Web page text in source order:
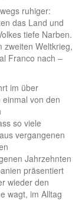
ruhiger:
das Land und
tiefe Narben.
zweiten Weltkrieg,
Franco nach –
im über
von den
so viele
vergangenen
Jahrzehnten
präsentiert
wieder den
wagt, im Alltag